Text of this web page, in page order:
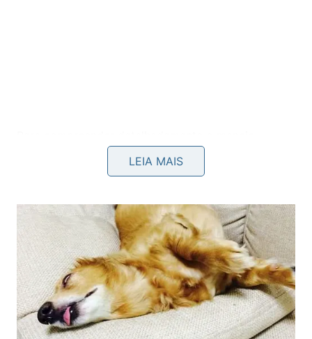
correto de cada espécime e a montagem dos novos
recipientes, assista àsdemonstrações
YouTube, que ensina todo oplantiode forma
LEIA MAIS